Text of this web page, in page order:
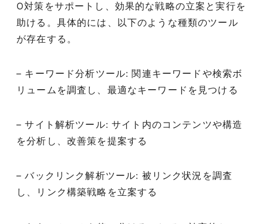
O対策をサポートし、効果的な戦略の立案と実行を
助ける。具体的には、以下のような種類のツール
が存在する。
– キーワード分析ツール: 関連キーワードや検索ボ
リュームを調査し、最適なキーワードを見つける
– サイト解析ツール: サイト内のコンテンツや構造
を分析し、改善策を提案する
– バックリンク解析ツール: 被リンク状況を調査
し、リンク構築戦略を立案する